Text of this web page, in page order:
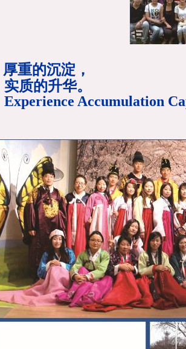
厚重的沉淀，
实质的升华。
Experience Accumulation